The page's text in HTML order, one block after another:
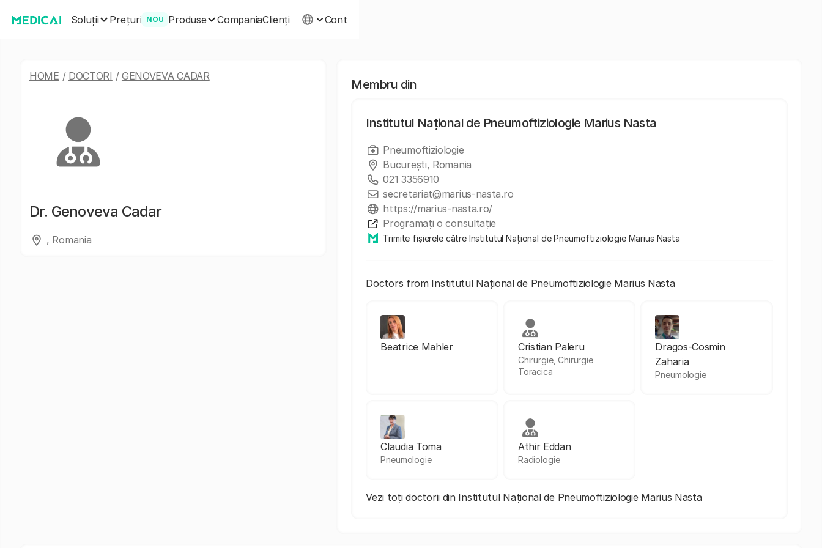
Soluții Prețuri NOU Produse CompaniaClienți Cont
HOME / DOCTORI / GENOVEVA CADAR
Dr. Genoveva Cadar
, Romania
Membru din
Institutul Național de Pneumoftiziologie Marius Nasta
Pneumoftiziologie
București, Romania
021 3356910
secretariat@marius-nasta.ro
https://marius-nasta.ro/
Programați o consultație
Trimite fișierele către Institutul Național de Pneumoftiziologie Marius Nasta
Doctors from Institutul Național de Pneumoftiziologie Marius Nasta
Beatrice Mahler Cristian Paleru
Chirurgie, Chirurgie
Toracica
Dragos-Cosmin
Zaharia
Pneumologie
Claudia Toma
Pneumologie
Athir Eddan
Radiologie
Vezi toți doctorii din Institutul Național de Pneumoftiziologie Marius Nasta